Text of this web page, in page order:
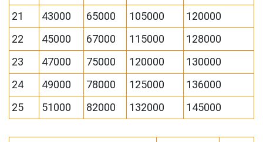
21
43000 65000 105000
120000
22
45000 67000 115000
128000
23
47000 75000 120000
130000
24
49000 78000 125000
136000
25
51000 82000 132000 145000